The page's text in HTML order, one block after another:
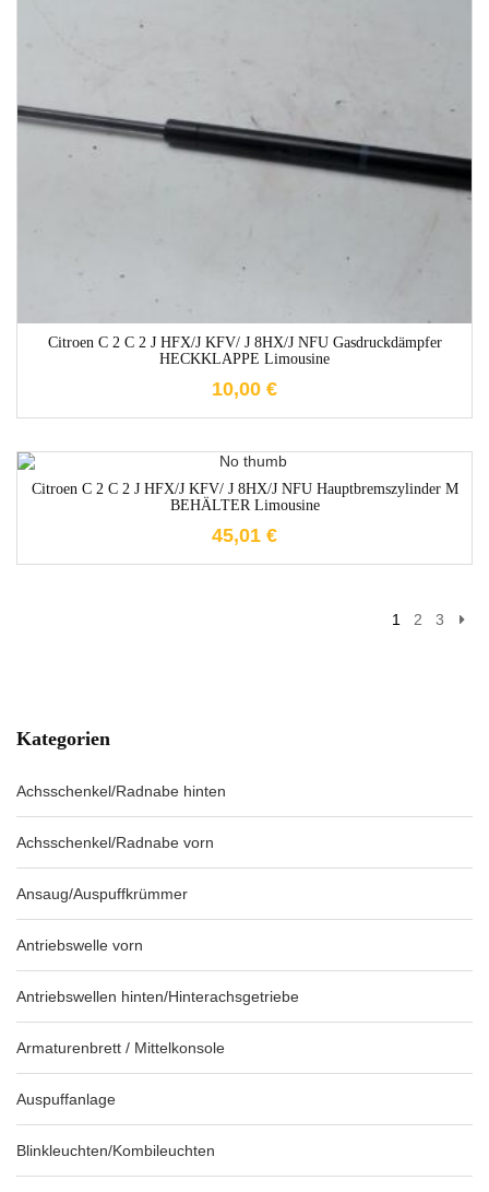
Kategorien
Achsschenkel/Radnabe hinten
Achsschenkel/Radnabe vorn
Ansaug/Auspuffkrümmer
Antriebswelle vorn
Antriebswellen hinten/Hinterachsgetriebe
Armaturenbrett / Mittelkonsole
Auspuffanlage
Blinkleuchten/Kombileuchten
Citroen C 2 C 2 J HFX/J KFV/ J 8HX/J NFU Gasdruckdämpfer
HECKKLAPPE Limousine
10,00 €
1-3 Werktage
Citroen C 2 C 2 J HFX/J KFV/ J 8HX/J NFU Hauptbremszylinder M
BEHÄLTER Limousine
45,01 €
1-3 Werktage
1 2 3